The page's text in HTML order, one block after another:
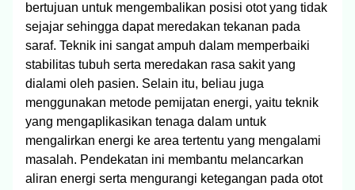
bertujuan untuk mengembalikan posisi otot yang tidak
sejajar sehingga dapat meredakan tekanan pada
saraf. Teknik ini sangat ampuh dalam memperbaiki
stabilitas tubuh serta meredakan rasa sakit yang
dialami oleh pasien. Selain itu, beliau juga
menggunakan metode pemijatan energi, yaitu teknik
yang mengaplikasikan tenaga dalam untuk
mengalirkan energi ke area tertentu yang mengalami
masalah. Pendekatan ini membantu melancarkan
aliran energi serta mengurangi ketegangan pada otot